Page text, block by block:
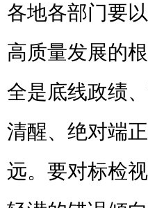
各地各部门要
高质量发展的
全是底线政绩
清醒、绝对端
远。要对标检